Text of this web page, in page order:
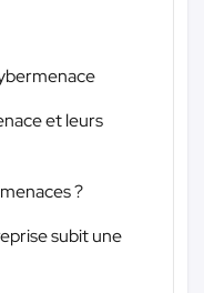
et leurs
?
subit une